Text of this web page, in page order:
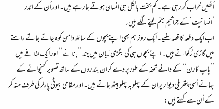
اُنھیں خراب کر رہی ہے۔ کم بخت بالکل ہی انسان ہوتے جارہے ہیں۔ اور اُن کے اندر
’انسانیت‘ کے جراثیم جنم لینے لگے ہیں۔
اب ایک دفعہ کا قصہ سنیے۔ ایک روز ہم بھی اپنے بچوں کے ساتھ دامن کوہ جاتے جاتے راستے
میں گاڑی رُکواتے ہیں۔ اپنے بچوں ہی کی بگڑی زبان میں چند ’’بنانے‘‘ اور ایک لفافے میں
’’پاپ کارن‘‘ کے دانے تحفہ کے طور پر دے کر ان بندروں کے ساتھ تصویر کھنچوانے کے
بہانے اُسی پتھریلی دیوار پر ان کے پہلو بہ پہلو بیٹھ جاتے ہیں۔ اور مقامی بیوٹی پارلر کی طرف منہ کر
کے اُن سے کہتے ہیں: